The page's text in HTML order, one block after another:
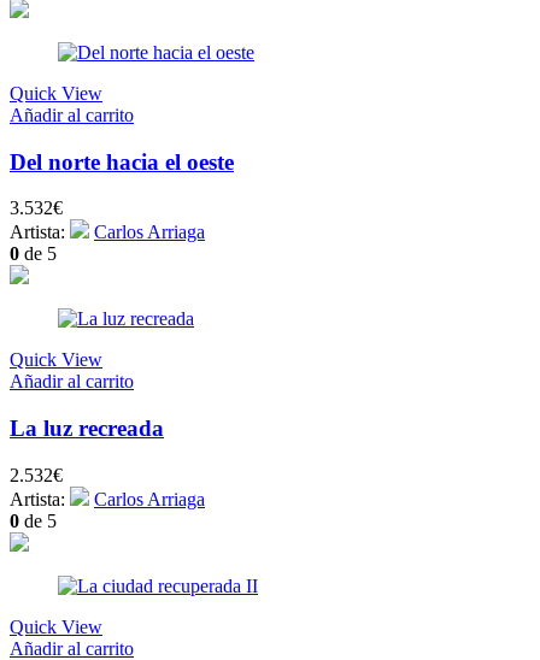
Quick View
Añadir al carrito
Del norte hacia el oeste
3.532€
Artista:
Carlos Arriaga
0 de 5
Quick View
Añadir al carrito
La luz recreada
2.532€
Artista:
Carlos Arriaga
0 de 5
Quick View
Añadir al carrito